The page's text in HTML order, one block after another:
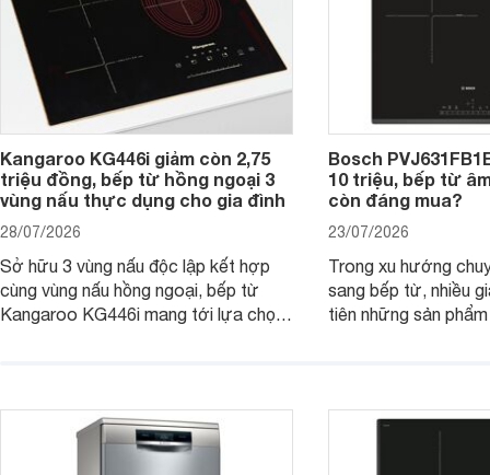
Kangaroo KG446i giảm còn 2,75
triệu đồng, bếp từ hồng ngoại 3
vùng nấu thực dụng cho gia đình
28/07/2026
Sở hữu 3 vùng nấu độc lập kết hợp
cùng vùng nấu hồng ngoại, bếp từ
Kangaroo KG446i mang tới lựa chọn
nhiều cửa hàng, đại lý.
Bosch
10 triệu, bếp từ
còn đáng mua?
23/07/2026
Trong xu hướng
sang bếp từ, nhiều
tiên những sản
mẫu bếp đáp ứng